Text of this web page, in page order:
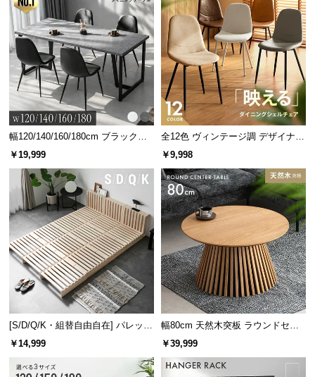
幅120/140/160/180cm ブラックフ
レーム ダイニング 大理石調 4人掛
￥19,999
全12色 ヴィンテージ調 デザイナー
ズシェルチェア
￥9,998
[S/D/Q/K・組替自由自在] パレット
ベッド 8/12/16枚セット
￥14,999
幅80cm 天然木突板 ラウンドセン
ターテーブル 美しい格子デザイン
￥39,999